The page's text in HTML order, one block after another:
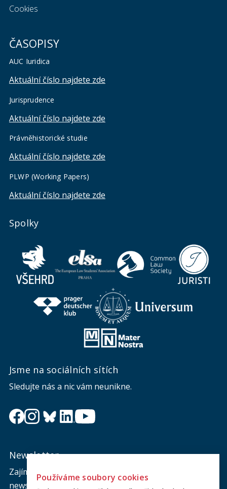
Cookies
ČASOPISY
AUC Iuridica
Aktuální číslo najdete zde
Jurisprudence
Aktuální číslo najdete zde
Právněhistorické studie
Aktuální číslo najdete zde
PLWP (Working Papers)
Aktuální číslo najdete zde
Spolky
Jsme na sociálních sítích
Sledujte nás a nic vám neunikne.
Newsletter
Zajímá vás dění na fakultě? Přihlaste se k odběru
newsletteru a buďte s námi v kontaktu.
Používáme soubory cookies